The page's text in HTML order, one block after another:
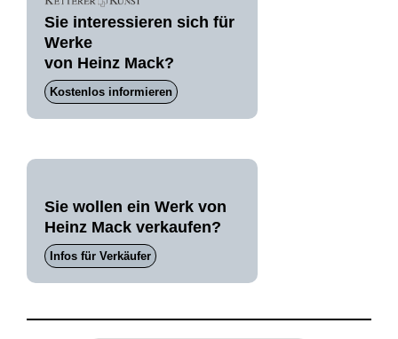
Sie interessieren sich für
Werke
von Heinz Mack?
Kostenlos informieren
Sie wollen ein Werk von
Heinz Mack verkaufen?
Infos für Verkäufer